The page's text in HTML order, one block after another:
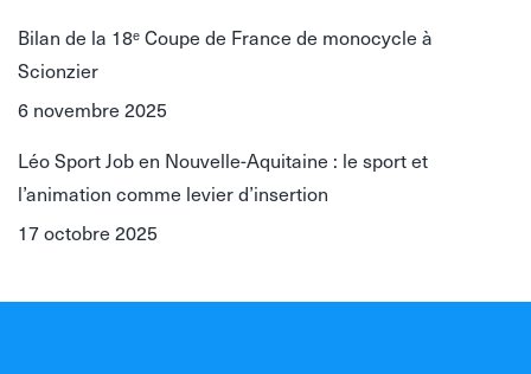
Bilan de la 18ᵉ Coupe de France de monocycle à
Scionzier
6 novembre 2025
Léo Sport Job en Nouvelle-Aquitaine : le sport et
l’animation comme levier d’insertion
17 octobre 2025